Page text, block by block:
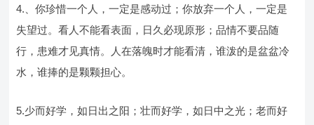
4.、你珍惜一个人，一定是感动过；你放弃一个人，一定是
失望过。看人不能看表面，日久必现原形；品情不要品随
行，患难才见真情。人在落魄时才能看清，谁泼的是盆盆冷
水，谁捧的是颗颗担心。
5.少而好学，如日出之阳；壮而好学，如日中之光；老而好